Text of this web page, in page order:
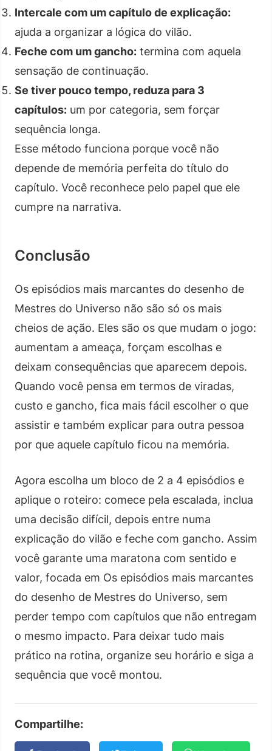
Intercale com um capítulo de explicação:
ajuda a organizar a lógica do vilão.
Feche com um gancho: termina com aquela
sensação de continuação.
Se tiver pouco tempo, reduza para 3
capítulos: um por categoria, sem forçar
sequência longa.
Esse método funciona porque você não
depende de memória perfeita do título do
capítulo. Você reconhece pelo papel que ele
cumpre na narrativa.
Conclusão
Os episódios mais marcantes do desenho de
Mestres do Universo não são só os mais
cheios de ação. Eles são os que mudam o jogo:
aumentam a ameaça, forçam escolhas e
deixam consequências que aparecem depois.
Quando você pensa em termos de viradas,
custo e gancho, fica mais fácil escolher o que
assistir e também explicar para outra pessoa
por que aquele capítulo ficou na memória.
Agora escolha um bloco de 2 a 4 episódios e
aplique o roteiro: comece pela escalada, inclua
uma decisão difícil, depois entre numa
explicação do vilão e feche com gancho. Assim
você garante uma maratona com sentido e
valor, focada em Os episódios mais marcantes
do desenho de Mestres do Universo, sem
perder tempo com capítulos que não entregam
o mesmo impacto. Para deixar tudo mais
prático na rotina, organize seu horário e siga a
sequência que você montou.
Compartilhe: